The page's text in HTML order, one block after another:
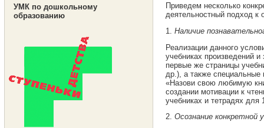
УМК по дошкольному
образованию
Приведем несколько
деятельностный подход к
1. Наличие
Реализации данного
учебниках произведений
первые же страницы
др.), а также
«Назови свою любимую
создании мотивации к
учебниках и тетрадях для
2. Осознание конкретной